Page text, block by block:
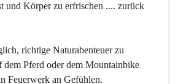
und Körper zu erfrischen .... zurück
richtige Naturabenteuer zu
dem Pferd oder dem Mountainbike
Feuerwerk an Gefühlen.